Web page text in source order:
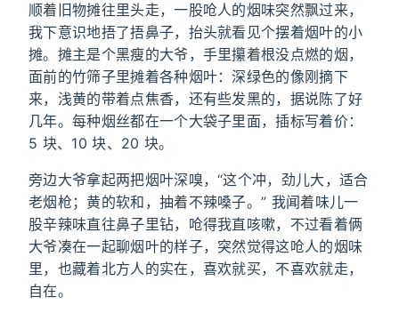
顺着旧物摊往里头走，一股呛人的烟味突然飘过来，
我下意识地捂了捂鼻子，抬头就看见个摆着烟叶的小
摊。摊主是个黑瘦的大爷，手里攥着根没点燃的烟，
面前的竹筛子里摊着各种烟叶：深绿色的像刚摘下
来，浅黄的带着点焦香，还有些发黑的，据说陈了好
几年。每种烟丝都在一个大袋子里面，插标写着价：
5 块、10 块、20 块。
旁边大爷拿起两把烟叶深嗅，“这个冲，劲儿大，适合
老烟枪；黄的软和，抽着不辣嗓子。” 我闻着味儿一
股辛辣味直往鼻子里钻，呛得我直咳嗽，不过看着俩
大爷凑在一起聊烟叶的样子，突然觉得这呛人的烟味
里，也藏着北方人的实在，喜欢就买，不喜欢就走，
自在。